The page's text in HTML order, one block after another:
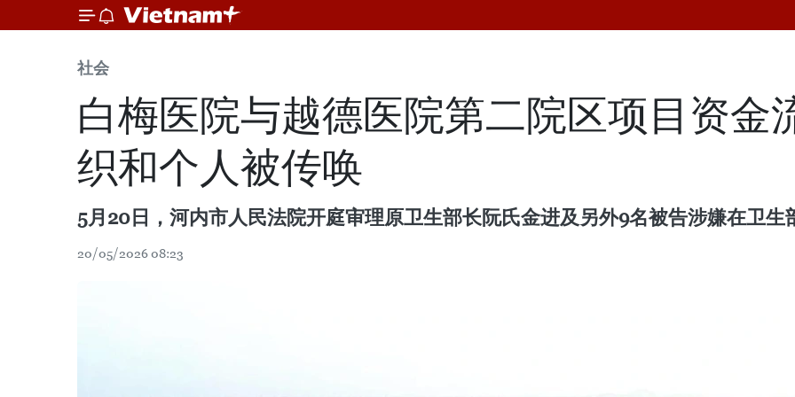
社会
白梅医院与越德医院第二院区项目资金
织和个人被传唤
5月20日，河内市人民法院开庭审理原卫生部长阮氏金进及另外9名被告涉嫌在卫生
20/05/2026 08:23